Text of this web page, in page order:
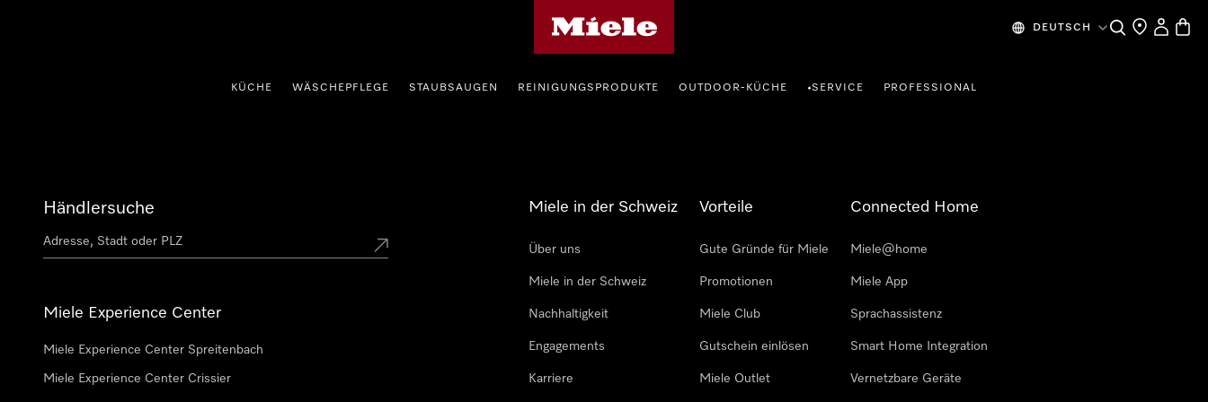
DEUTSCH SucheHändlersuche
Mein
KÜCHE WÄSCHEPFLEGE STAUBSAUGEN REINIGUNGSPRODUKTE OUTDOOR-KÜCHE •SERVICE PROFESSIONAL
Händlersuche
Miele Experience Center
Miele Experience Center Spreitenbach
Miele Experience Center Crissier
Miele in der Schweiz
Über uns
Miele in der Schweiz
Nachhaltigkeit
Engagements
Karriere
Vorteile
Gute Gründe für Miele
Promotionen
Miele Club
Gutschein einlösen
Miele Outlet
Connected Home
Miele@home
Miele App
Sprachassistenz
Smart Home Integration
Vernetzbare Geräte